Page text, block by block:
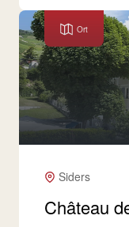
Ort
Siders
Château